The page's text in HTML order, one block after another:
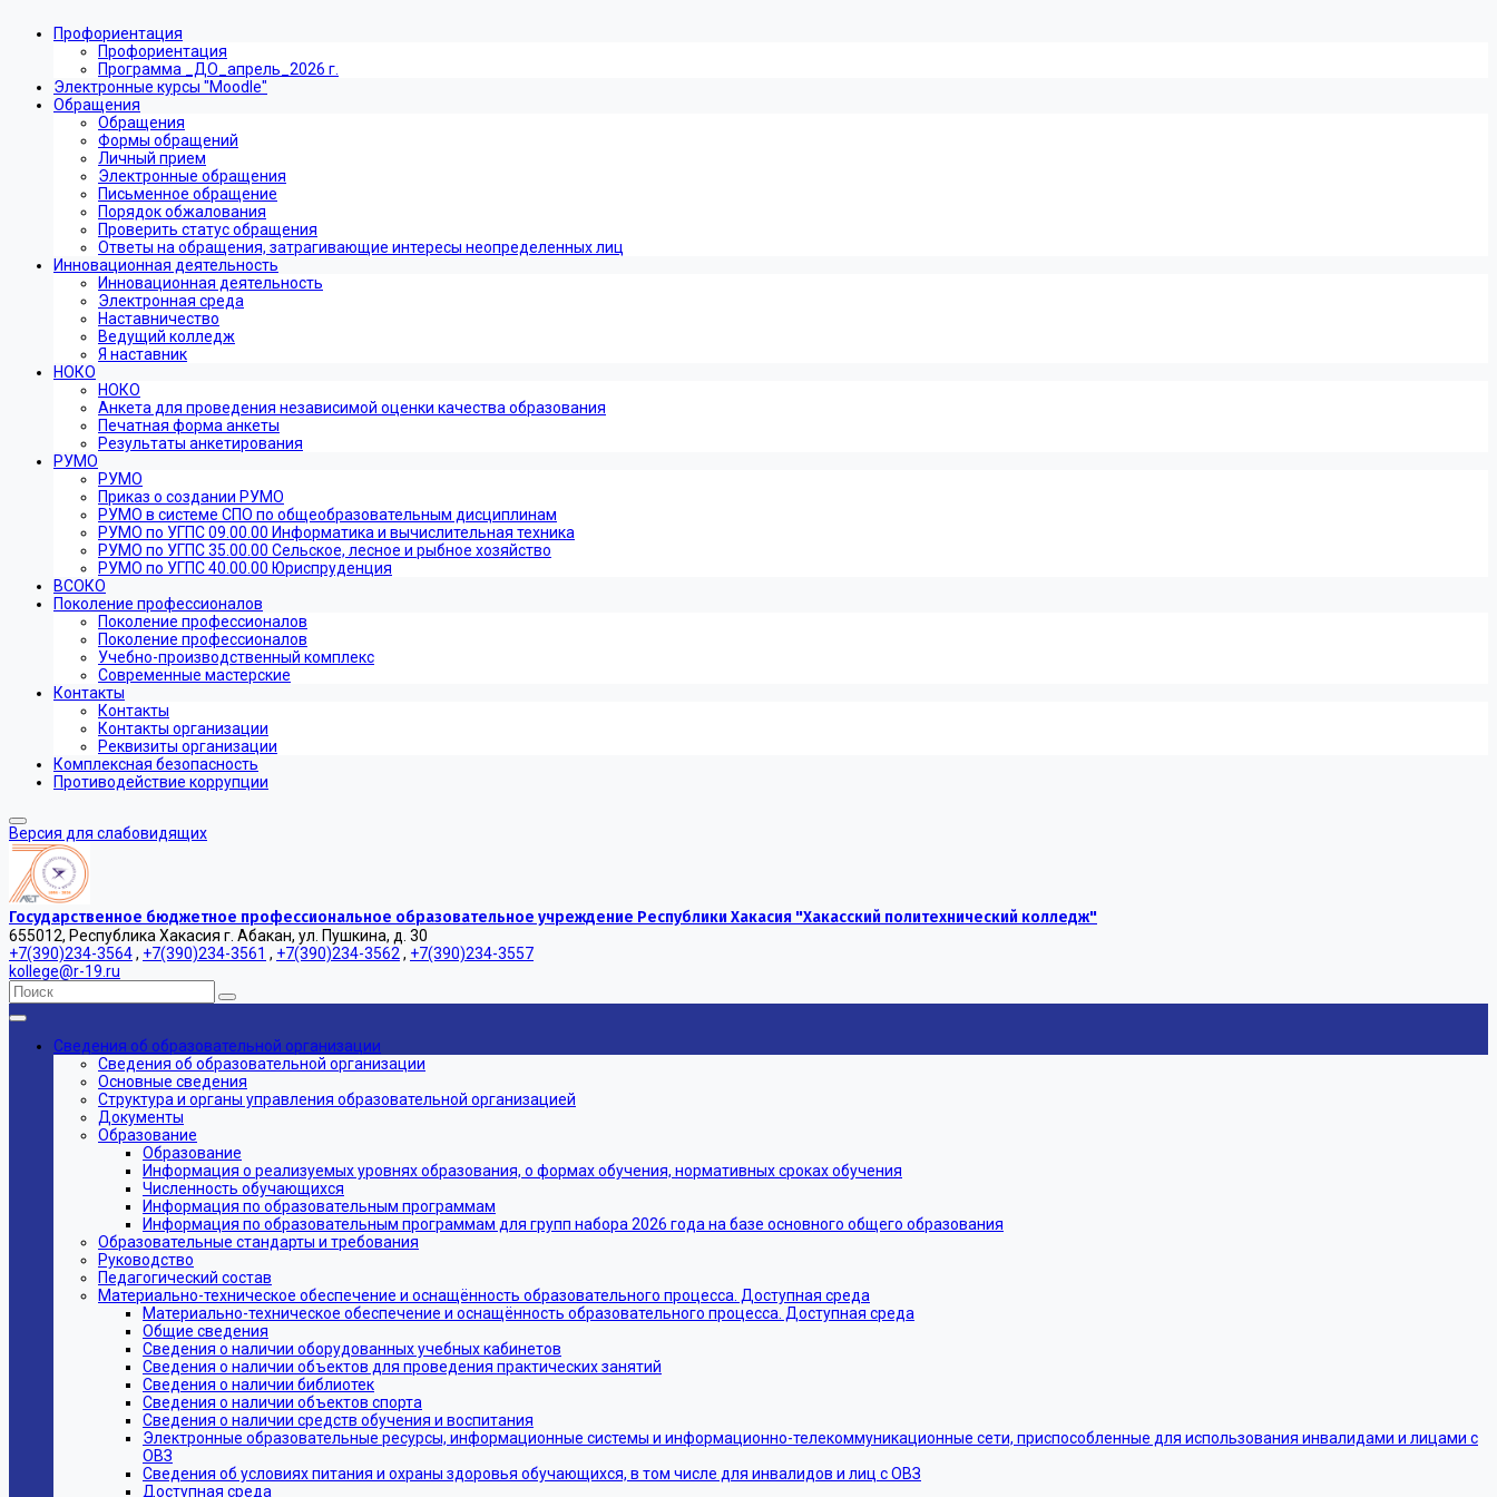
Профориентация
Профориентация
Программа _ДО_апрель_2026 г.
Электронные курсы "Moodle"
Обращения
Обращения
Формы обращений
Личный прием
Электронные обращения
Письменное обращение
Порядок обжалования
Проверить статус обращения
Ответы на обращения, затрагивающие интересы неопределенных лиц
Инновационная деятельность
Инновационная деятельность
Электронная среда
Наставничество
Ведущий колледж
Я наставник
НОКО
НОКО
Анкета для проведения независимой оценки качества образования
Печатная форма анкеты
Результаты анкетирования
РУМО
РУМО
Приказ о создании РУМО
РУМО в системе СПО по общеобразовательным дисциплинам
РУМО по УГПС 09.00.00 Информатика и вычислительная техника
РУМО по УГПС 35.00.00 Сельское, лесное и рыбное хозяйство
РУМО по УГПС 40.00.00 Юриспруденция
ВСОКО
Поколение профессионалов
Поколение профессионалов
Поколение профессионалов
Учебно-производственный комплекс
Современные мастерские
Контакты
Контакты
Контакты организации
Реквизиты организации
Комплексная безопасность
Противодействие коррупции
Версия для слабовидящих
Государственное бюджетное профессиональное образовательное учреждение Республики Хакасия "Хакасский политехнический колледж"
655012, Республика Хакасия г. Абакан, ул. Пушкина, д. 30
+7(390)234-3564, +7(390)234-3561 , +7(390)234-3562 , +7(390)234-3557
kollege@r-19.ru
Сведения об образовательной организации
Сведения об образовательной организации
Основные сведения
Структура и органы управления образовательной организацией
Документы
Образование
Образование
Информация о реализуемых уровнях образования, о формах обучения, нормативных сроках обучения
Численность обучающихся
Информация по образовательным программам
Информация по образовательным программам для групп набора 2026 года на базе основного общего образования
Образовательные стандарты и требования
Руководство
Педагогический состав
Материально-техническое обеспечение и оснащённость образовательного процесса. Доступная среда
Материально-техническое обеспечение и оснащённость образовательного процесса. Доступная среда
Общие сведения
Сведения о наличии оборудованных учебных кабинетов
Сведения о наличии объектов для проведения практических занятий
Сведения о наличии библиотек
Сведения о наличии объектов спорта
Сведения о наличии средств обучения и воспитания
Электронные образовательные ресурсы, информационные системы и информационно-телекоммуникационные сети, приспособленные для использования инвалидами и лицами с
ОВЗ
Сведения об условиях питания и охраны здоровья обучающихся, в том числе для инвалидов и лиц с ОВЗ
Доступная среда